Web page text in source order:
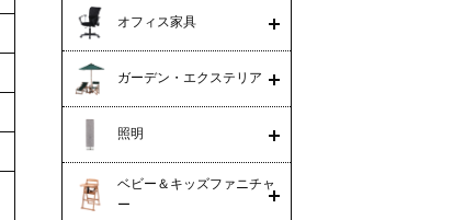
オフィス家具
ガーデン・エクステリア
照明
ベビー＆キッズファニチャ
ー